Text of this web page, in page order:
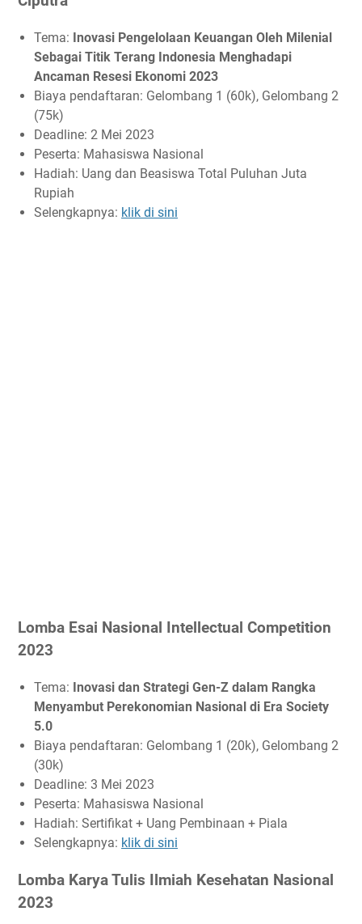
Tema: Inovasi Pengelolaan Keuangan Oleh Milenial
Sebagai Titik Terang Indonesia Menghadapi
Ancaman Resesi Ekonomi 2023
Biaya pendaftaran: Gelombang 1 (60k), Gelombang 2
(75k)
Deadline: 2 Mei 2023
Peserta: Mahasiswa Nasional
Hadiah: Uang dan Beasiswa Total Puluhan Juta
Rupiah
Selengkapnya: klik di sini
Lomba Esai Nasional Intellectual Competition
2023
Tema: Inovasi dan Strategi Gen-Z dalam Rangka
Menyambut Perekonomian Nasional di Era Society
5.0
Biaya pendaftaran: Gelombang 1 (20k), Gelombang 2
(30k)
Deadline: 3 Mei 2023
Peserta: Mahasiswa Nasional
Hadiah: Sertifikat + Uang Pembinaan + Piala
Selengkapnya: klik di sini
Lomba Karya Tulis Ilmiah Kesehatan Nasional
2023